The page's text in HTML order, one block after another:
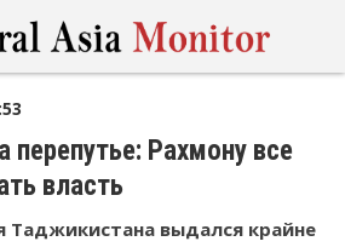
перепутье: Рахмону все
власть
выдался крайне